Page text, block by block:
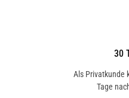
30
Als Privatkunde
Tage